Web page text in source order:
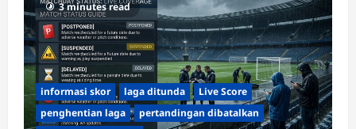
3 minutes read
informasi skor laga ditunda
Live Score
penghentian laga
pertandingan dibatalkan